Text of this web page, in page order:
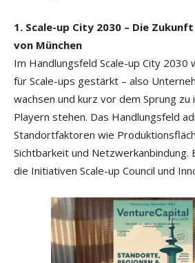
1. Scale-up City 2030 – Die
von München
Im Handlungsfeld Scale-up City 2030
für Scale-ups gestärkt – also
wachsen und kurz vor dem Sprung zu
Playern stehen. Das Handlungsfeld
Standortfaktoren wie
Sichtbarkeit und Netzwerkanbindung.
die Initiativen Scale-up Council und